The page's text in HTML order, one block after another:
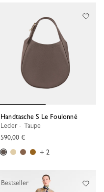
Handtasche S Le Foulonné
Leder - Taupe
590,00 €
+ 2
Bestseller